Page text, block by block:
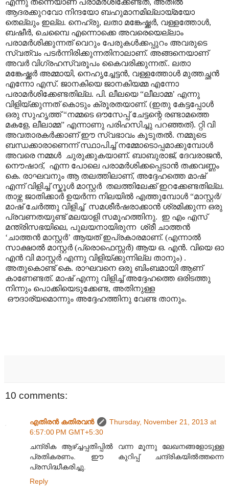
ആദരക്കുറവോ നിന്ദയോ ബഹുമാനമില്ലായ്മയോ
തെല്ലും ഇല്ല. നെഹ്രു, ലതാ മങ്കേഷ്ക്കർ, വള്ളത്തോൾ,
ബഷീർ, ചെമ്പൈ എന്നൊക്കെ അവരെയെല്ലാം
പരാമർശിക്കുന്നത് വെറും പേരുകൾക്കപ്പുറം അവരുടെ
സ്വത്വം പടർന്നിരിക്കുന്നതിനാലാണ്. അങ്ങനെയാണ്
അവർ വിഗ്രഹസ്വരൂപം കൈവരിക്കുന്നത്.. ലതാ
മങ്കേഷ്ക്കർ അമ്മായി, നെഹൃച്ചേട്ടൻ, വള്ളത്തോൾ മുത്തച്ഛൻ
എന്നോ എസ്. ജാനകിയെ ജാനകിയമ്മ എന്നോ
പരാമർശിക്കേണ്ടതില്ല. പി. ലീലയെ “ലീലാമ്മ’ എന്നു
വിളിയ്ക്കുന്നത് കൊടും ക്രൂരതയാണ്. (ഇതു കേട്ടപ്പോൾ
ഒരു സുഹൃത്ത് “നമ്മടെ ഔസേപ്പ് ചേട്ടന്റെ രണ്ടാമത്തെ
മകളേ, ലീലാമ്മ” എന്നാണു പരിഹസിച്ചു പറഞ്ഞത്). റ്റി വി
അവതാരകർക്കാണ് ഈ സ്വഭാവം കൂടുതൽ. നമ്മുടെ
ബന്ധക്കാരാണെന്ന് സ്ഥാപിച്ച് നമ്മോടൊപ്പമാക്കുമ്പോൾ
അവരെ നമ്മൾ ചുരുക്കുകയാണ്. ബാബുരാജ്, ദേവരാജൻ,
നൌഷാ‍ദ്, എന്ന പോലെ പരാമർശിക്കപ്പെടാൻ തക്കവണ്ണം
കെ. രാഘവനും ആ തലത്തിലാണ്, അദ്ദേഹത്തെ മാഷ്
എന്ന് വിളിച്ച് സ്കൂൾ മാസ്റ്റർ തലത്തിലേക്ക് ഇറക്കേണ്ടതില്ല.
താഴ്ന്ന ജാതിക്കാർ ഉയർന്ന നിലയിൽ എത്തുമ്പോൾ “മാസ്റ്റർ/
മാഷ് ചേർത്തു വിളിച്ച് സമശീർഷരാക്കാൻ ശ്രമിക്കുന്ന ഒരു
പ്രവണതയുണ്ട് മലയാളി സമൂഹത്തിനു. ഇ എം എസ്
മന്ത്രിസഭയിലെ, പുലയനായിരുന്ന ശ്രീ ചാത്തൻ
‘ചാത്തൻ മാസ്റ്റർ’ ആയത് ഇപ്രകാരമാണ്. (എന്നാൽ
സാക്ഷാൽ മാസ്റ്റർ (പ്രൊഫെസ്സർ) ആയ ഒ. എൻ. വിയെ ഓ
എൻ വി മാസ്റ്റർ എന്നു വിളിയ്ക്കുന്നില്ല താനും) .
അതുകൊണ്ട് കെ. രാഘവനെ ഒരു ബിംബമായി ആണ്
കാണേണ്ടത്. മാഷ് എന്നു വിളിച്ച് അദ്ദേഹത്തെ ഒരിടത്തു
നിന്നും പൊക്കിയെടുക്കേണ്ട, അതിനുള്ള
ഔദാര്യമൊന്നും അദ്ദേഹത്തിനു വേണ്ട താനും.
10 comments:
എതിരന്‍ കതിരവന്‍
Thursday, November 21, 2013 at
6:57:00 PM GMT+5:30
ചന്ദ്രിക ആഴ്ച്ചപ്പതിപ്പിൽ വന്ന മൂന്നു ലേഖനങ്ങളോടുള്ള
പ്രതികരണം. ഈ കുറിപ്പ് ചന്ദ്രികയിൽത്തന്നെ
പ്രസിദ്ധീകരിച്ചു.
Reply